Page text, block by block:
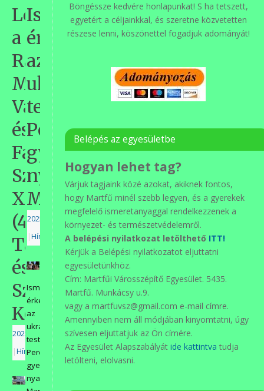
Lezajlott
a
Ráday
Mihály
Város
és
Faluvédő
Szövetség
XLII.
(42.)
Találkozója
és
Szakmai
Konferenciája
2025.07.23.
|Hírek
Ismét
érkeztek
az
ukrajnai
testvérvárosunkból,
Perecsényről
gyerekek
nyaralni
Martfűre
2025.07.04.
|Hírek
Ismét
érkeztek
az
ukrajnai
testvérvárosunkból,
Perecsényről
gyerekek
nyaralni
Böngéssze kedvére honlapunkat! S ha tetszett,
egyetért a céljainkkal, és szeretne közvetetten
részese lenni, köszönettel fogadjuk adományát!
Belépés az egyesületbe
Hogyan lehet tag?
Várjuk tagjaink közé azokat, akiknek fontos,
hogy Martfű minél szebb legyen, és a gyerekek
megfelelő ismeretanyaggal rendelkezzenek a
környezet- és természetvédelemről.
A belépési nyilatkozat letölthető ITT!
Kérjük a Belépési nyilatkozatot eljuttatni
egyesületünkhöz.
Cím: Martfűi Városszépítő Egyesület. 5435.
Martfű. Munkácsy u.9.
vagy a martfuvsz@gmail.com e-mail címre.
Amennyiben nem áll módjában kinyomtatni, úgy
szívesen eljuttatjuk az Ön címére.
Az Egyesület Alapszabályát ide kattintva tudja
letölteni, elolvasni.